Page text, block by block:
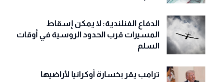
الدفاع الفنلندية: لا يمكن إسقاط
المسيرات قرب الحدود الروسية في أوقات
السلم
ترامب يقر بخسارة أوكرانيا لأراضيها